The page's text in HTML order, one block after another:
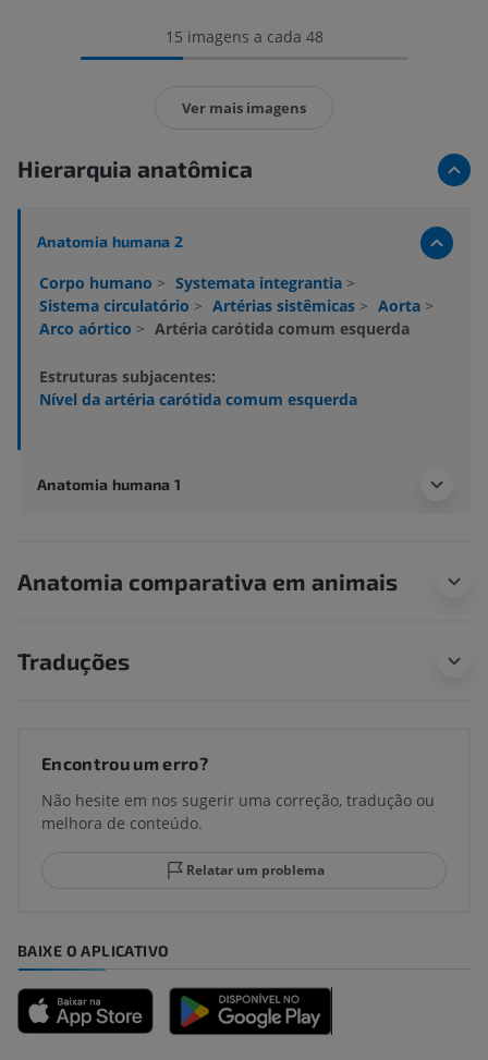
15 imagens a cada 48
Ver mais imagens
Hierarquia anatômica
Anatomia humana 2
Corpo humano > Systemata integrantia >
Sistema circulatório > Artérias sistêmicas > Aorta >
Arco aórtico > Artéria carótida comum esquerda
Estruturas subjacentes:
Nível da artéria carótida comum esquerda
Anatomia humana 1
Anatomia comparativa em animais
Traduções
Encontrou um erro?
Não hesite em nos sugerir uma correção, tradução ou
melhora de conteúdo.
Relatar um problema
BAIXE O APLICATIVO